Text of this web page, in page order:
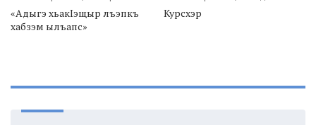
«Адыгэ хьакIэщыр лъэпкъ
хабзэм ылъапс»
Курсхэр